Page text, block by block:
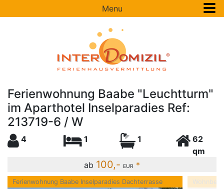
Menu
Ferienwohnung Baabe "Leuchtturm"
im Aparthotel Inselparadies Ref:
213719-6 / W
4 1 1
62
qm
ab 100,- EUR *
Ferienwohnung Baabe Inselparadies Dachterrasse